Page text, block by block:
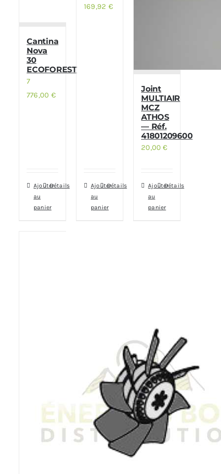
Cantina
Nova
30
ECOFOREST
7
776,00 €
Ajouter
au
panier
Détails
169,92 €
Ajouter
au
panier
Détails
Joint
MULTIAIR
MCZ
ATHOS
— Réf.
41801209600
20,00€
Ajouter
au
panier
Détails